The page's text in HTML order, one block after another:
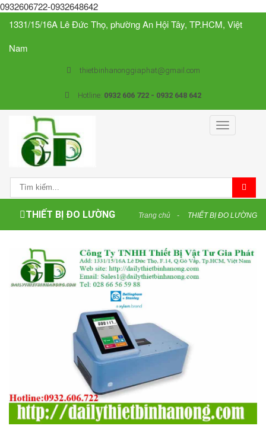
0932606722-0932648642
1331/15/16A Lê Đức Thọ, phường An Hội Tây, TP.HCM, Việt
Nam
thietbinhanonggiaphat@gmail.com
Hotline: 0932 606 722 - 0932 648 642
Toggle
navigation
THIẾT BỊ ĐO LƯỜNG Trang chủ THIẾT BỊ ĐO LƯỜNG